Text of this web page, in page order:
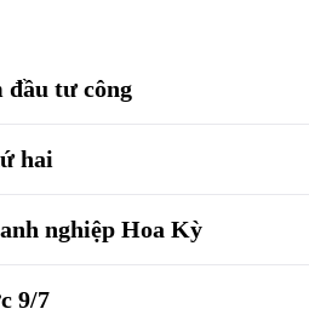
đầu tư công
hai
nghiệp Hoa Kỳ
9/7